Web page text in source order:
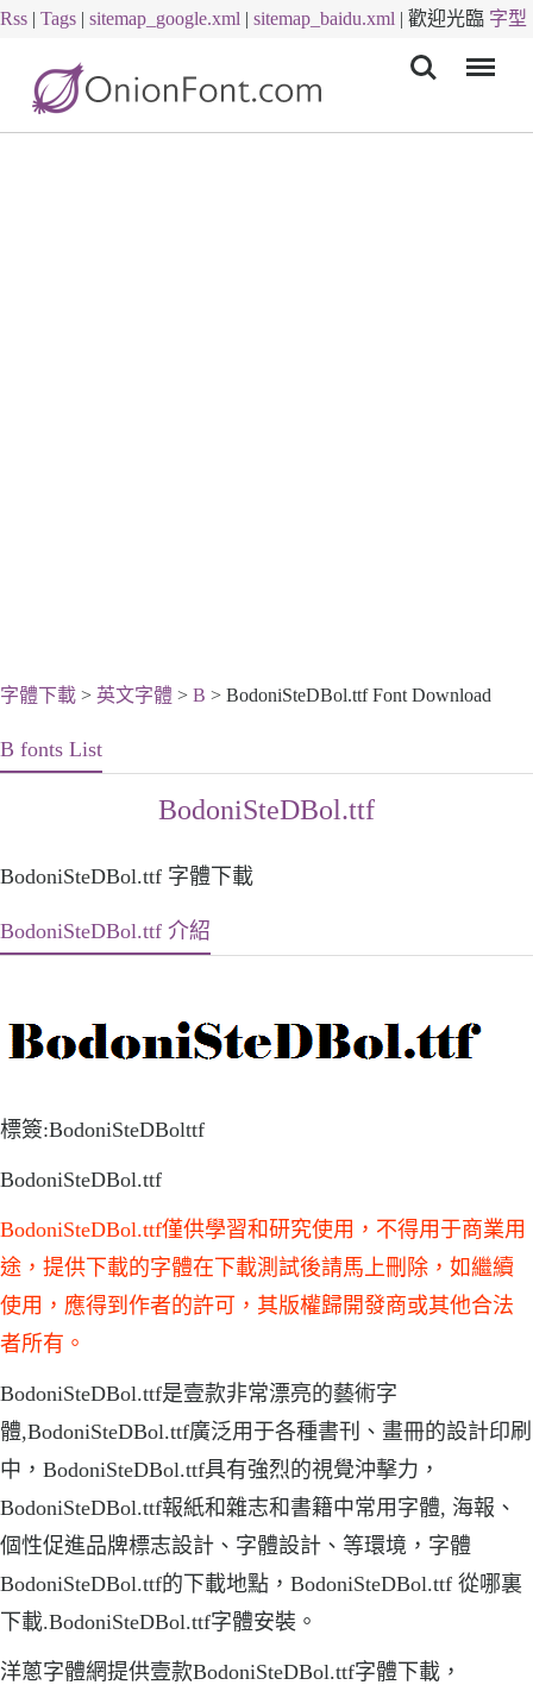
Rss | Tags | sitemap_google.xml | sitemap_baidu.xml | 歡迎光臨 字型
字體下載 > 英文字體 > B > BodoniSteDBol.ttf Font Download
B fonts List
BodoniSteDBol.ttf
BodoniSteDBol.ttf 字體下載
BodoniSteDBol.ttf 介紹
標簽:BodoniSteDBolttf
BodoniSteDBol.ttf
BodoniSteDBol.ttf僅供學習和研究使用，不得用于商業用
途，提供下載的字體在下載測試後請馬上刪除，如繼續
使用，應得到作者的許可，其版權歸開發商或其他合法
者所有。
BodoniSteDBol.ttf是壹款非常漂亮的藝術字
體,BodoniSteDBol.ttf廣泛用于各種書刊、畫冊的設計印刷
中，BodoniSteDBol.ttf具有強烈的視覺沖擊力，
BodoniSteDBol.ttf報紙和雜志和書籍中常用字體, 海報、
個性促進品牌標志設計、字體設計、等環境，字體
BodoniSteDBol.ttf的下載地點，BodoniSteDBol.ttf 從哪裏
下載.BodoniSteDBol.ttf字體安裝。
洋蔥字體網提供壹款BodoniSteDBol.ttf字體下載，